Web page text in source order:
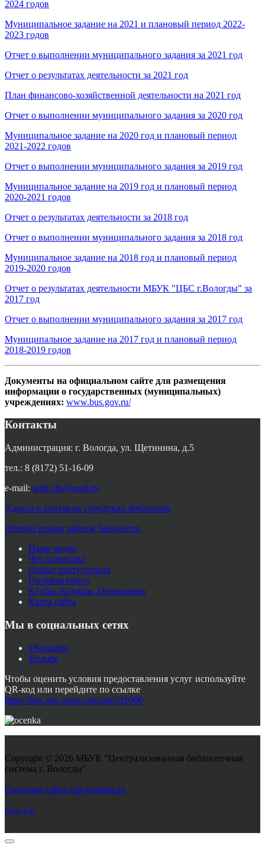
2024 годов
Муниципальное задание на 2021 и плановый период 2022-
2023 годов
Отчет о выполнении муниципального задания за 2021 год
Отчет о результатах деятельности за 2021 год
План финансово-хозяйственной деятельности на 2021 год
Отчет о выполнении муниципального задания за 2020 год
Муниципальное задание на 2020 год и плановый период
2021-2022 годов
Отчет о выполнении муниципального задания за 2019 год
Муниципальное задание на 2019 год и плановый период
2020-2021 годов
Отчет о результатах деятельности за 2018 год
Отчет о выполнении муниципального задания за 2018 год
Муниципальное задание на 2018 год и плановый период
2019-2020 годов
Отчет о результатах деятельности МБУК "ЦБС г.Вологды" за
2017 год
Отчет о выполнении муниципального задания за 2017 год
Муниципальное задание на 2017 год и плановый период
2018-2019 годов
Документы на официальном сайте для размещения
информации о государственных (муниципальных)
учреждениях: www.bus.gov.ru/
Контакты
Администрация: г. Вологда, ул. Щетинина, д.5
тел.: 8 (8172) 51-16-09
e-mail: adm-cbs@mail.ru
Адреса и контакты городских библиотек
Летний режим работы библиотек
Наше видео
Что почитать?
Новые поступления
Гостевая книга
Клубы. Кружки. Программы
Карта сайта
Мы в социальных сетях
VKontakte
Youtube
Чтобы оценить условия предоставления услуг используйте
QR-код или перейдите по ссылке
https://bus.gov.ru/qrcode/rate/319900
Copyright © 2026 МБУК "Централизованная библиотечная
система г. Вологды"
Создание сайта sait-vologda.ru
Goto Top